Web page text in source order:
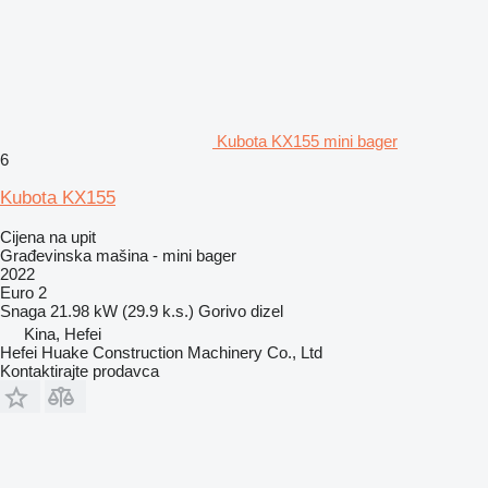
Kubota KX155 mini bager
6
Kubota KX155
Cijena na upit
Građevinska mašina - mini bager
2022
Euro 2
Snaga 21.98 kW (29.9 k.s.) Gorivo dizel
Kina, Hefei
Hefei Huake Construction Machinery Co., Ltd
Kontaktirajte prodavca